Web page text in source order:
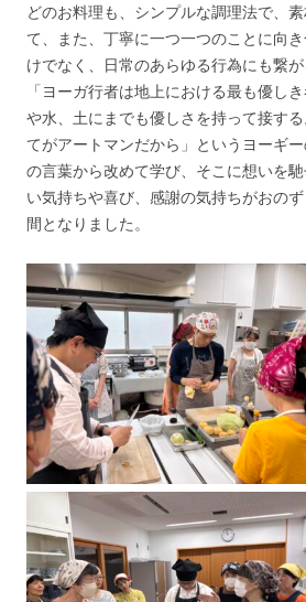
どのお料理も、シンプルな調理法で、
て、また、丁寧に一つ一つのことに向
けでなく、日常のあらゆる行為にも繋が
「ヨーガ行者は地上における最も優し
や水、土にまでも優しさを持って接す
てがアートマンだから」というヨーギ
の言葉から改めて学び、そこに想いを
い気持ちや喜び、感謝の気持ちがおの
間となりました。